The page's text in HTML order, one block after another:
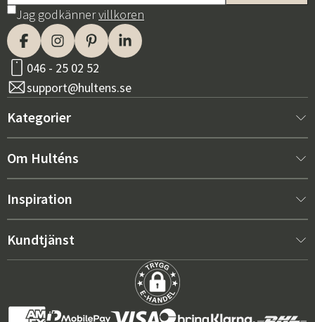
Jag godkännervillkoren
046 - 25 02 52
support@hultens.se
Kategorier
Nytt hos oss
Inredning
Utemöbler
Om Hulténs
Om Hulténs
Säljavdelning
Inspiration
Bästsäljare
Kundtjänst
Integritetspolicy